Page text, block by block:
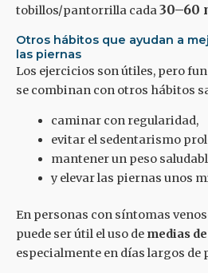
tobillos/pantorrilla cada30–60
Otros hábitos que ayudan a
las piernas
Los ejercicios son útiles, pero
se combinan con otros hábitos
caminar con regularidad,
evitar el sedentarismo
mantener un peso
y elevar las piernas unos
En personas con síntomas
puede ser útil el uso de medias
especialmente en días largos de